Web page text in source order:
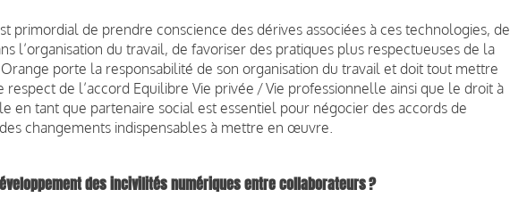
primordial de prendre conscience des dérives associées à ces technologies, de
l’organisation du travail, de favoriser des pratiques plus respectueuses de la
porte la responsabilité de son organisation du travail et doit tout mettre
de l’accord Equilibre Vie privée / Vie professionnelle ainsi que le droit à
en tant que partenaire social est essentiel pour négocier des accords de
changements indispensables à mettre en œuvre.
des incivilités numériques entre collaborateurs ?